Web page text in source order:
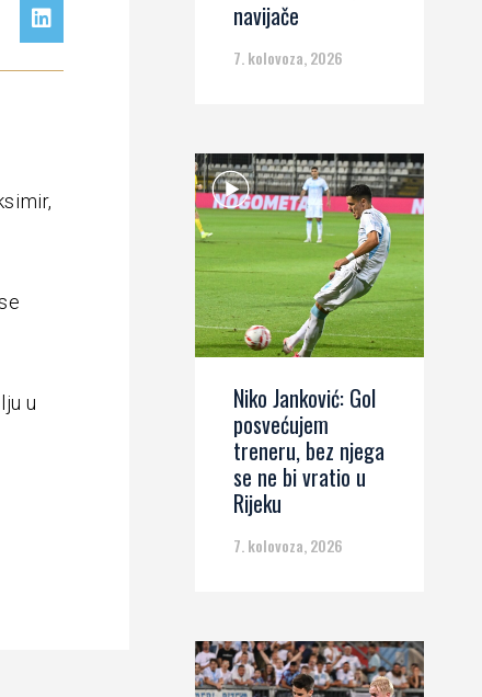
u
navijače
7. kolovoza, 2026
Niko Janković: Gol
posvećujem
treneru, bez njega
se ne bi vratio u
Rijeku
7. kolovoza, 2026